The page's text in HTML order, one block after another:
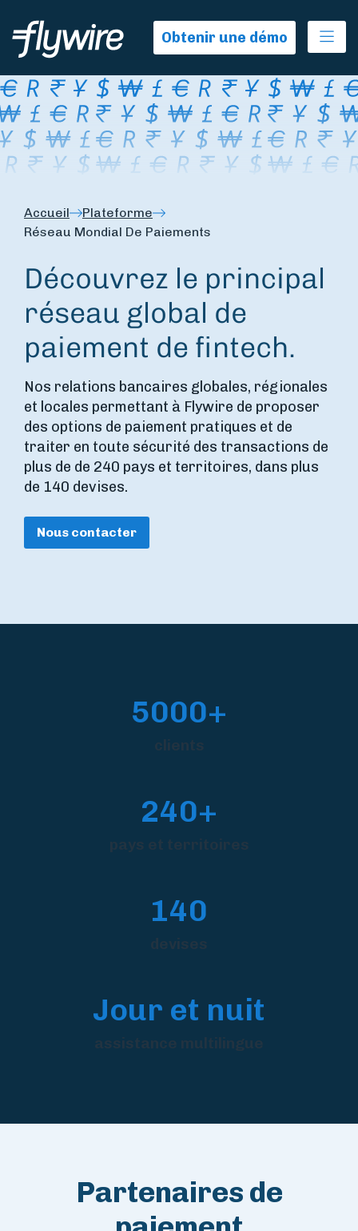
Obtenir une démo
Accueil
Plateforme
Réseau Mondial De Paiements
Découvrez le principal
réseau global de
paiement de fintech.
Nos relations bancaires globales, régionales
et locales permettant à Flywire de proposer
des options de paiement pratiques et de
traiter en toute sécurité des transactions de
plus de de 240 pays et territoires, dans plus
de 140 devises.
Nous contacter
5000+
clients
240+
pays et territoires
140
devises
Jour et nuit
assistance multilingue
Partenaires de